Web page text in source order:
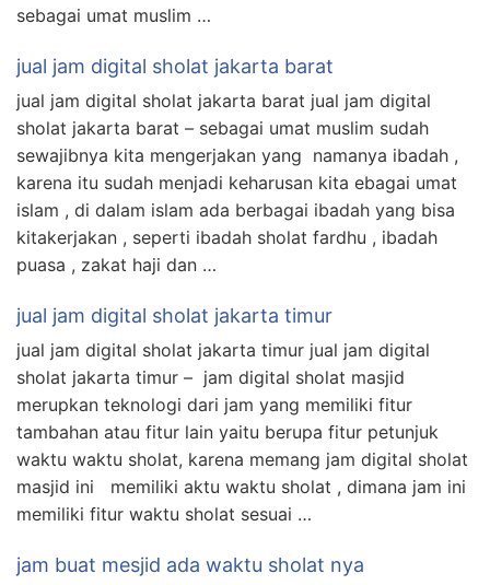
sebagai umat muslim …
jual jam digital sholat jakarta barat
jual jam digital sholat jakarta barat jual jam digital
sholat jakarta barat – sebagai umat muslim sudah
sewajibnya kita mengerjakan yang namanya ibadah ,
karena itu sudah menjadi keharusan kita ebagai umat
islam , di dalam islam ada berbagai ibadah yang bisa
kitakerjakan , seperti ibadah sholat fardhu , ibadah
puasa , zakat haji dan …
jual jam digital sholat jakarta timur
jual jam digital sholat jakarta timur jual jam digital
sholat jakarta timur – jam digital sholat masjid
merupkan teknologi dari jam yang memiliki fitur
tambahan atau fitur lain yaitu berupa fitur petunjuk
waktu waktu sholat, karena memang jam digital sholat
masjid ini memiliki aktu waktu sholat , dimana jam ini
memiliki fitur waktu sholat sesuai …
jam buat mesjid ada waktu sholat nya